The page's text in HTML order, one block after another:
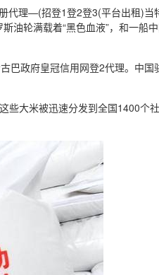
理—(招登1登2登3(平台出租)当
轮满载着“黑色血液”，和一船
巴政府皇冠信用网登2代理。中
大米被迅速分发到全国1400个